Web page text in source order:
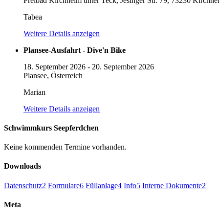
Tabea
Weitere Details anzeigen
Plansee-Ausfahrt - Dive'n Bike
18. September 2026 - 20. September 2026
Plansee, Österreich
Marian
Weitere Details anzeigen
Schwimmkurs Seepferdchen
Keine kommenden Termine vorhanden.
Downloads
Datenschutz2 Formulare6 Füllanlage4 Info5 Interne Dokumente2
Meta